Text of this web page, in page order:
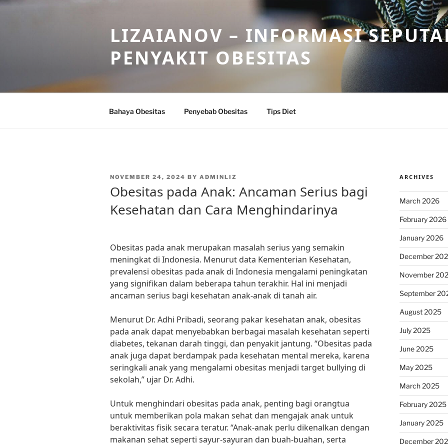
Skip
LIZAIANOV – INFORMASI
PENYAKIT OBESITAS
Bahaya Obesitas Penyebab Obesitas Tips Diet
POSTED
NOVEMBER 24, 2024 BY ADMINLIZ
Obesitas pada Anak: Ancaman Serius bagi
Kesehatan dan Cara Menghindarinya
Obesitas pada anak merupakan masalah serius yang semakin
meningkat di Indonesia. Menurut data Kementerian Kesehatan,
prevalensi obesitas pada anak di Indonesia mengalami peningkatan
yang signifikan dalam beberapa tahun terakhir. Hal ini menjadi
ancaman serius bagi kesehatan anak-anak di tanah air.
Menurut Dr. Adhi Pribadi, seorang pakar kesehatan anak, obesitas
pada anak dapat menyebabkan berbagai masalah kesehatan seperti
diabetes, tekanan darah tinggi, dan penyakit jantung. “Obesitas pada
anak juga dapat berdampak pada kesehatan mental mereka, karena
seringkali anak yang mengalami obesitas menjadi target bullying di
sekolah,” ujar Dr. Adhi.
Untuk menghindari obesitas pada anak, penting bagi orangtua
untuk memberikan pola makan sehat dan mengajak anak untuk
beraktivitas fisik secara teratur. “Anak-anak perlu dikenalkan dengan
makanan sehat seperti sayur-sayuran dan buah-buahan, serta
ARCHIVES
March 2026
February 2026
January 2026
December
November
September
August 2025
July 2025
June 2025
May 2025
March 2025
February 2025
January 2025
December